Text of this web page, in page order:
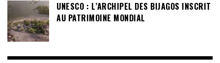
UNESCO : L’ARCHIPEL DES BIJAGOS INSCRIT
AU PATRIMOINE MONDIAL